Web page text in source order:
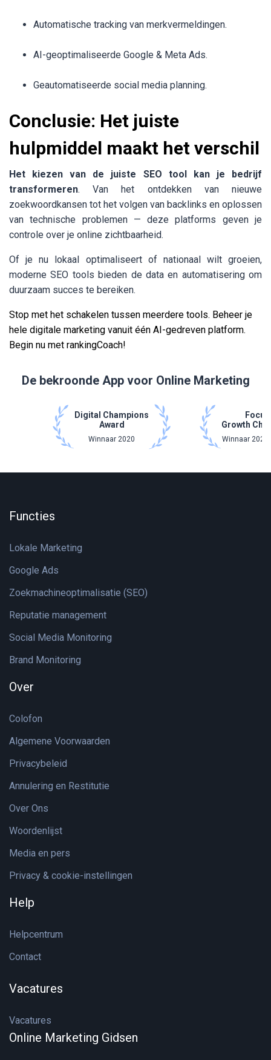
Automatische tracking van merkvermeldingen.
AI-geoptimaliseerde Google & Meta Ads.
Geautomatiseerde social media planning.
Conclusie: Het juiste
hulpmiddel maakt het verschil
Het kiezen van de juiste SEO tool kan je bedrijf
transformeren. Van het ontdekken van nieuwe
zoekwoordkansen tot het volgen van backlinks en oplossen
van technische problemen — deze platforms geven je
controle over je online zichtbaarheid.
Of je nu lokaal optimaliseert of nationaal wilt groeien,
moderne SEO tools bieden de data en automatisering om
duurzaam succes te bereiken.
Stop met het schakelen tussen meerdere tools. Beheer je
hele digitale marketing vanuit één AI-gedreven platform.
Begin nu met rankingCoach!
De bekroonde App voor Online Marketing
Digital Champions
Award
Winnaar 2020
Focus
Growth
Winnaar 2021
Functies
Lokale Marketing
Google Ads
Zoekmachineoptimalisatie (SEO)
Reputatie management
Social Media Monitoring
Brand Monitoring
Over
Colofon
Algemene Voorwaarden
Privacybeleid
Annulering en Restitutie
Over Ons
Woordenlijst
Media en pers
Privacy & cookie-instellingen
Help
Helpcentrum
Contact
Vacatures
Vacatures
Online Marketing Gidsen